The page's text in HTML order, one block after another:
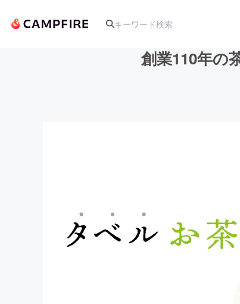
映像・映画
ビジネス・起業
創業110年の